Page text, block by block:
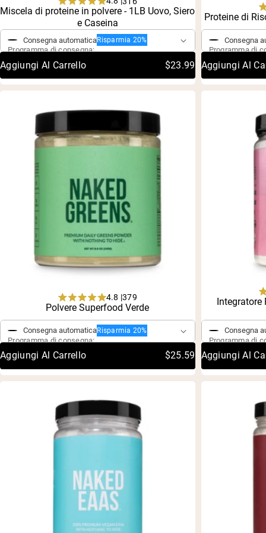
Rated
4.8
out
of
5
Miscela di proteine in polvere - 1LB Uovo, Siero
e Caseina
Acquisto singolo
Consegna automaticaRisparmia 20%
Programma di consegna:
Aggiungi Al Carrello $23.99
Proteine di
Acquisto
Consegna
Programma di
Aggiungi Al
Rated
4.8
out
of
5
stars
4.8 |379
Polvere Superfood Verde
Acquisto singolo
Consegna automaticaRisparmia 20%
Programma di consegna:
Aggiungi Al Carrello $25.59
Integratore
Acquisto
Consegna
Programma di
Aggiungi Al